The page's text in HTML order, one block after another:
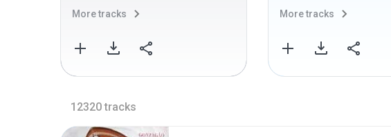
More tracks More tracks
12320 tracks